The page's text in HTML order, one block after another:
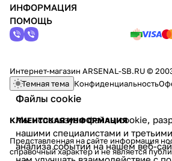
Файлы cookie
Мы используем файлы cookie,
нашими специалистами и
анализа событий на нашем веб-
ИНФОРМАЦИЯ
ПОМОЩЬ
Интернет-магазин ARSENAL-SB.RU ©
Темная тема Конфиденциальность
КЛИЕНТСКАЯ ИНФОРМАЦИЯ
Представленная на сайте информация
справочный характер и не является